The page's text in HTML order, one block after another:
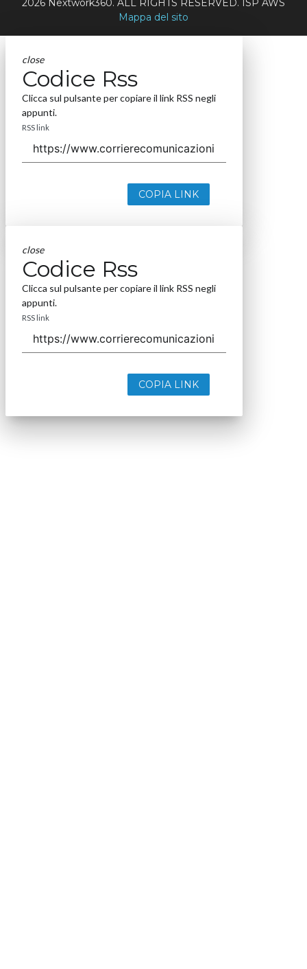
2026 Nextwork360. ALL RIGHTS RESERVED. ISP AWS
Mappa del sito
close
Codice Rss
Clicca sul pulsante per copiare il link RSS negli
appunti.
RSS link
COPIA LINK
close
Codice Rss
Clicca sul pulsante per copiare il link RSS negli
appunti.
RSS link
COPIA LINK